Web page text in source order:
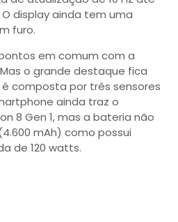
display ainda tem uma
furo.
em comum com a
o grande destaque fica
composta por três sensores
ainda traz o
8 Gen 1, mas a bateria não
mAh) como possui
de 120 watts.